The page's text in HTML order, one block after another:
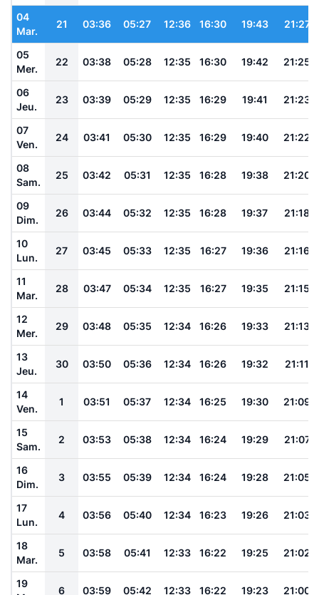
04
Mar.
21 03:36 05:27 12:36 16:30 19:43 21:27
05
Mer.
22 03:38 05:28 12:35 16:30 19:42 21:25
06
Jeu.
23 03:39 05:29 12:35 16:29 19:41 21:23
07
Ven.
24 03:41 05:30 12:35 16:29 19:40 21:22
08
Sam.
25 03:42 05:31 12:35 16:28 19:38 21:20
09
Dim.
26 03:44 05:32 12:35 16:28 19:37 21:18
10
Lun.
27 03:45 05:33 12:35 16:27 19:36 21:16
11
Mar.
28 03:47 05:34 12:35 16:27 19:35 21:15
12
Mer.
29 03:48 05:35 12:34 16:26 19:33 21:13
13
Jeu.
30 03:50 05:36 12:34 16:26 19:32 21:11
14
Ven.
1 03:51 05:37 12:34 16:25 19:30 21:09
15
Sam.
2 03:53 05:38 12:34 16:24 19:29 21:07
16
Dim.
3 03:55 05:39 12:34 16:24 19:28 21:05
17
Lun.
4 03:56 05:40 12:34 16:23 19:26 21:03
18
Mar.
5 03:58 05:41 12:33 16:22 19:25 21:02
19
6 03:59 05:42 12:33 16:22 19:23 21:00